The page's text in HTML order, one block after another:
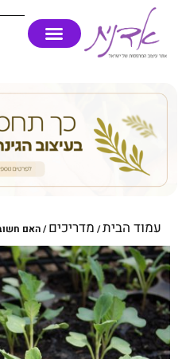
עמוד הבית/מדריכים/ האם חשוב